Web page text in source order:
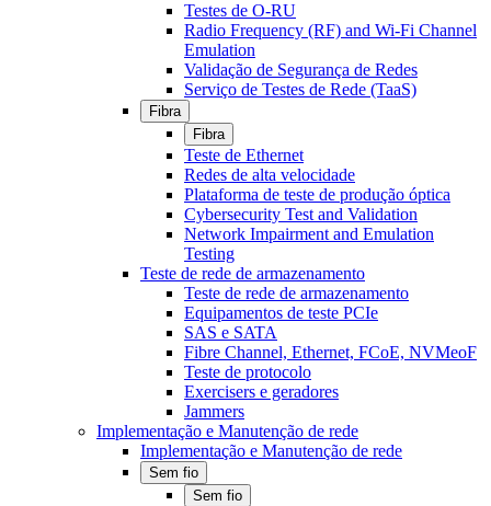
Testes de O-RU
Radio Frequency (RF) and Wi-Fi Channel
Emulation
Validação de Segurança de Redes
Serviço de Testes de Rede (TaaS)
Fibra
Fibra
Teste de Ethernet
Redes de alta velocidade
Plataforma de teste de produção óptica
Cybersecurity Test and Validation
Network Impairment and Emulation
Testing
Teste de rede de armazenamento
Teste de rede de armazenamento
Equipamentos de teste PCIe
SAS e SATA
Fibre Channel, Ethernet, FCoE, NVMeoF
Teste de protocolo
Exercisers e geradores
Jammers
Implementação e Manutenção de rede
Implementação e Manutenção de rede
Sem fio
Sem fio